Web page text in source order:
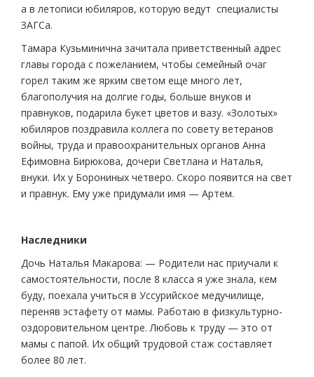
а в летописи юбиляров, которую ведут специалисты
ЗАГСа.
Тамара Кузьминична зачитала приветственный адрес
главы города с пожеланием, чтобы семейный очаг
горел таким же ярким светом еще много лет,
благополучия на долгие годы, больше внуков и
правнуков, подарила букет цветов и вазу. «Золотых»
юбиляров поздравила коллега по совету ветеранов
войны, труда и правоохранительных органов Анна
Ефимовна Бирюкова, дочери Светлана и Наталья,
внуки. Их у Борониных четверо. Скоро появится на свет
и правнук. Ему уже придумали имя — Артем.
Наследники
Дочь Наталья Макарова: — Родители нас приучали к
самостоятельности, после 8 класса я уже знала, кем
буду, поехала учиться в Уссурийское медучилище,
переняв эстафету от мамы. Работаю в физкультурно-
оздоровительном центре. Любовь к труду — это от
мамы с папой. Их общий трудовой стаж составляет
более 80 лет.